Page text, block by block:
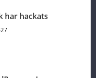
har hackats